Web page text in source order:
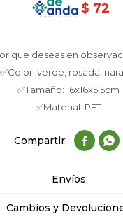
$ 72
que deseas en
✅Color: verde, rosada,
✅Tamaño: 16x16x5.5cm
✅Material: PET
 
Envíos
Cambios y